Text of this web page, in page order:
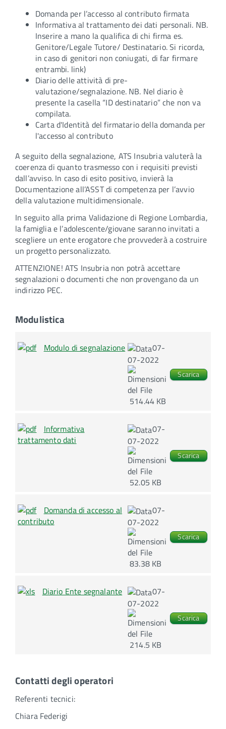
Domanda per l’accesso al contributo firmata
Informativa al trattamento dei dati personali. NB.
Inserire a mano la qualifica di chi firma es.
Genitore/Legale Tutore/ Destinatario. Si ricorda,
in caso di genitori non coniugati, di far firmare
entrambi. link)
Diario delle attività di pre-
valutazione/segnalazione. NB. Nel diario è
presente la casella “ID destinatario” che non va
compilata.
Carta d'Identità del firmatario della domanda per
l'accesso al contributo
A seguito della segnalazione, ATS Insubria valuterà la
coerenza di quanto trasmesso con i requisiti previsti
dall’avviso. In caso di esito positivo, invierà la
Documentazione all’ASST di competenza per l’avvio
della valutazione multidimensionale.
In seguito alla prima Validazione di Regione Lombardia,
la famiglia e l’adolescente/giovane saranno invitati a
scegliere un ente erogatore che provvederà a costruire
un progetto personalizzato.
ATTENZIONE! ATS Insubria non potrà accettare
segnalazioni o documenti che non provengano da un
indirizzo PEC.
Modulistica
Modulo di segnalazione
07-
07-2022
514.44 KB
Scarica
Informativa
trattamento dati
07-
07-2022
52.05 KB
Scarica
Domanda di accesso al
contributo
07-
07-2022
83.38 KB
Scarica
Diario Ente segnalante
07-
07-2022
214.5 KB
Scarica
Contatti degli operatori
Referenti tecnici:
Chiara Federigi